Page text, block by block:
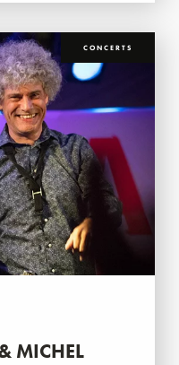
CONCERTS
MICHEL